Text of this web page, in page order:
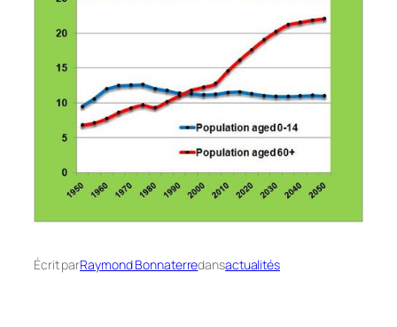
Écrit parRaymond Bonnaterredansactualités